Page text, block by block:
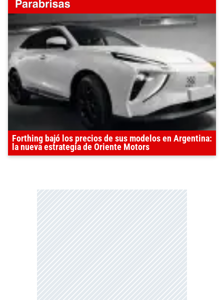
Forthing bajó los precios de sus modelos en Argentina:
la nueva estrategia de Oriente Motors